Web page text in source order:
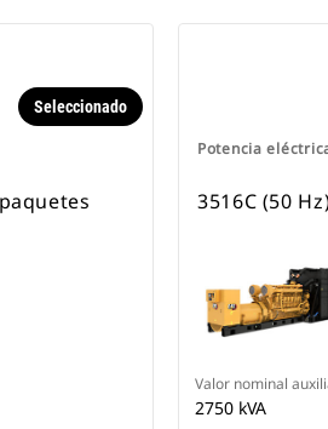
Seleccionado
Potencia
3516C (50
Valor nominal
2750 kVA